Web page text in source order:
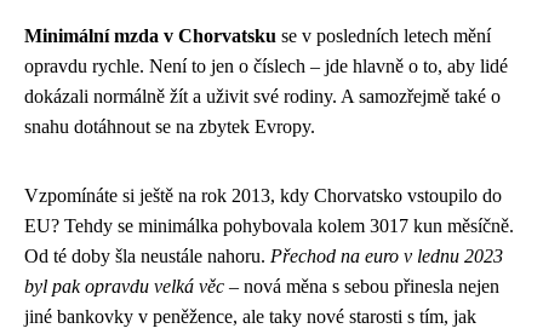
Minimální mzda v Chorvatsku se v posledních letech mění
opravdu rychle. Není to jen o číslech – jde hlavně o to, aby lidé
dokázali normálně žít a uživit své rodiny. A samozřejmě také o
snahu dotáhnout se na zbytek Evropy.
Vzpomínáte si ještě na rok 2013, kdy Chorvatsko vstoupilo do
EU? Tehdy se minimálka pohybovala kolem 3017 kun měsíčně.
Od té doby šla neustále nahoru. Přechod na euro v lednu 2023
byl pak opravdu velká věc – nová měna s sebou přinesla nejen
jiné bankovky v peněžence, ale taky nové starosti s tím, jak